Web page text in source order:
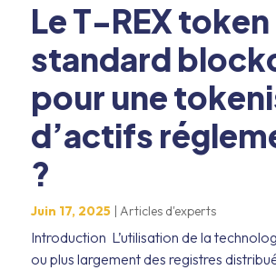
Le T-REX token
standard
pour une
d’actifs
?
Juin 17, 2025| Articles d'experts
Introduction L’utilisation de la
ou plus largement des registres